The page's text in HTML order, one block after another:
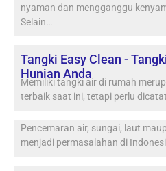
nyaman dan mengganggu
Selain…
Tangki Easy Clean -
Hunian Anda
Memiliki tangki air di rumah
terbaik saat ini, tetapi perlu
Pencemaran air, sungai, laut
menjadi permasalahan di